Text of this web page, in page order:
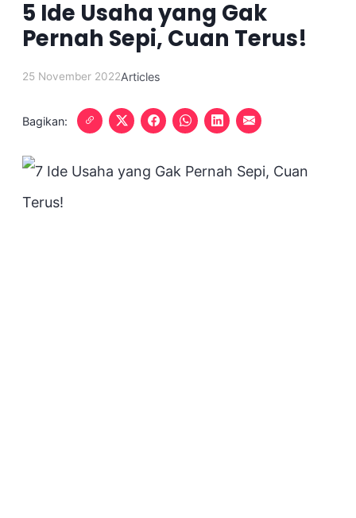
5 Ide Usaha yang Gak
Pernah Sepi, Cuan Terus!
25 November 2022Articles
Bagikan: